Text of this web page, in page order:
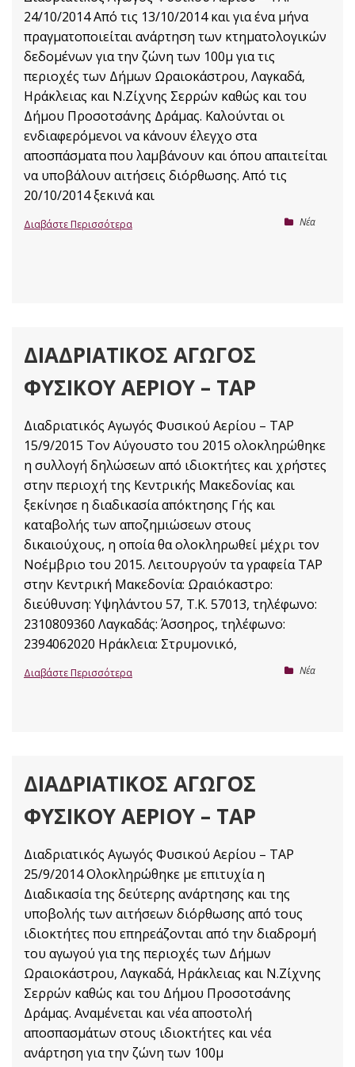
24/10/2014 Από τις 13/10/2014 και για ένα μήνα
πραγματοποιείται ανάρτηση των κτηματολογικών
δεδομένων για την ζώνη των 100μ για τις
περιοχές των Δήμων Ωραιοκάστρου, Λαγκαδά,
Ηράκλειας και Ν.Ζίχνης Σερρών καθώς και του
Δήμου Προσοτσάνης Δράμας. Καλούνται οι
ενδιαφερόμενοι να κάνουν έλεγχο στα
αποσπάσματα που λαμβάνουν και όπου απαιτείται
να υποβάλουν αιτήσεις διόρθωσης. Από τις
20/10/2014 ξεκινά και
Nέα
Διαβάστε Περισσότερα
ΔΙΑΔΡΙΑΤΙΚΌΣ ΑΓΩΓΌΣ
ΦΥΣΙΚΟΎ ΑΕΡΊΟΥ – TAP
Διαδριατικός Αγωγός Φυσικού Αερίου – TAP
15/9/2015 Τον Αύγουστο του 2015 ολοκληρώθηκε
η συλλογή δηλώσεων από ιδιοκτήτες και χρήστες
στην περιοχή της Κεντρικής Μακεδονίας και
ξεκίνησε η διαδικασία απόκτησης Γής και
καταβολής των αποζημιώσεων στους
δικαιούχους, η οποία θα ολοκληρωθεί μέχρι τον
Νοέμβριο του 2015. Λειτουργούν τα γραφεία TAP
στην Κεντρική Μακεδονία: Ωραιόκαστρο:
διεύθυνση: Υψηλάντου 57, T.K. 57013, τηλέφωνο:
2310809360 Λαγκαδάς: Άσσηρος, τηλέφωνο:
2394062020 Ηράκλεια: Στρυμονικό,
Nέα
Διαβάστε Περισσότερα
ΔΙΑΔΡΙΑΤΙΚΌΣ ΑΓΩΓΌΣ
ΦΥΣΙΚΟΎ ΑΕΡΊΟΥ – TAP
Διαδριατικός Αγωγός Φυσικού Αερίου – TAP
25/9/2014 Ολοκληρώθηκε με επιτυχία η
Διαδικασία της δεύτερης ανάρτησης και της
υποβολής των αιτήσεων διόρθωσης από τους
ιδιοκτήτες που επηρεάζονται από την διαδρομή
του αγωγού για της περιοχές των Δήμων
Ωραιοκάστρου, Λαγκαδά, Ηράκλειας και Ν.Ζίχνης
Σερρών καθώς και του Δήμου Προσοτσάνης
Δράμας. Αναμένεται και νέα αποστολή
αποσπασμάτων στους ιδιοκτήτες και νέα
ανάρτηση για την ζώνη των 100μ